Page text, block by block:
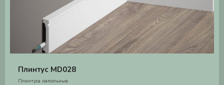
Плинтус MD028
Плинтуса напольные